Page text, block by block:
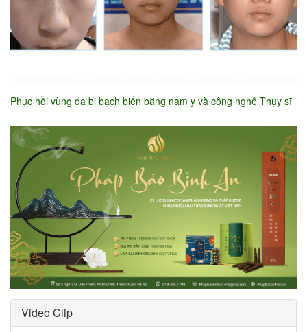
Phục hồi vùng da bị bạch biến bằng nam y và công nghệ Thụy sĩ
Video Clip